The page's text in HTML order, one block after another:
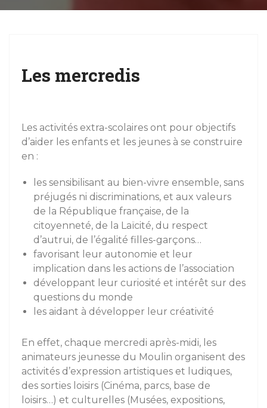
o
Les mercredis
Les activités extra-scolaires ont pour objectifs
d’aider les enfants et les jeunes à se construire
en :
les sensibilisant au bien-vivre ensemble, sans
préjugés ni discriminations, et aux valeurs
de la République française, de la
citoyenneté, de la Laïcité, du respect
d’autrui, de l’égalité filles-garçons…
favorisant leur autonomie et leur
implication dans les actions de l’association
développant leur curiosité et intérêt sur des
questions du monde
les aidant à développer leur créativité
En effet, chaque mercredi après-midi, les
animateurs jeunesse du Moulin organisent des
activités d’expression artistiques et ludiques,
des sorties loisirs (Cinéma, parcs, base de
loisirs…) et culturelles (Musées, expositions,